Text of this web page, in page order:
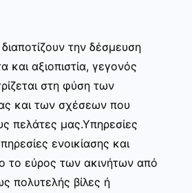
την δέσμευση
και αξιοπιστία, γεγονός
στη φύση των
και των σχέσεων που
πελάτες μας.Υπηρεσίες
ενοικίασης και
το εύρος των ακινήτων από
πολυτελής βίλες ή